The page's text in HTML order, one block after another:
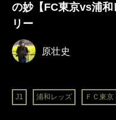
の妙【FC東京vs浦
リー
原壮史
J1 浦和レッズ ＦＣ東京